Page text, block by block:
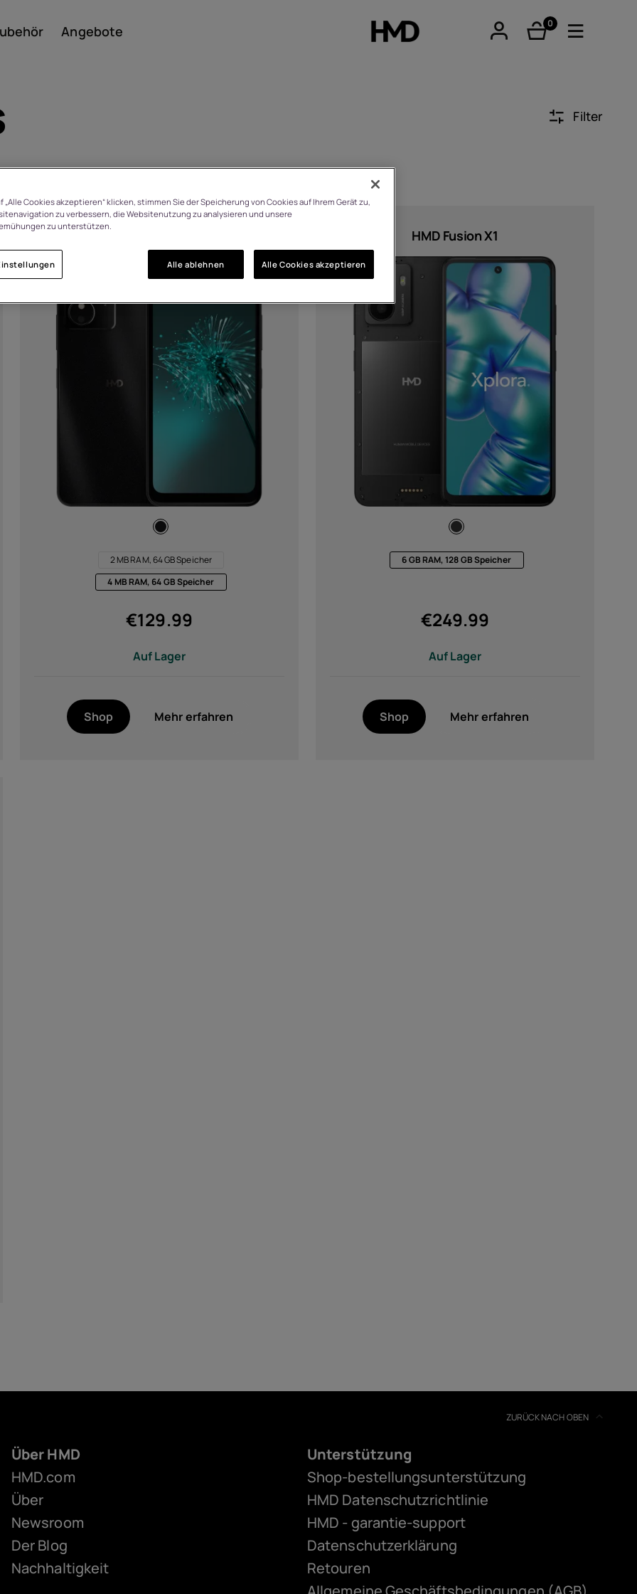
Angebote
0
Artikel
Smartphones
Feature phones
Zubehör
Angebote
Filter
2 MB RAM, 64 GB Speicher
4 MB RAM, 64 GB Speicher
€129.99
Auf Lager
Shop Mehr erfahren
HMD Fusion X1
6 GB RAM, 128 GB Speicher
€249.99
Auf Lager
Shop Mehr erfahren
ZURÜCK NACH OBEN
Über HMD
HMD.com
Über
Newsroom
Der Blog
Nachhaltigkeit
Unterstützung
Shop-bestellungsunterstützung
HMD Datenschutzrichtlinie
HMD - garantie-support
Datenschutzerklärung
Retouren
„Alle Cookies akzeptieren“ klicken, stimmen Sie der Speicherung von Cookies auf Ihrem Gerät zu,
zu verbessern, die Websitenutzung zu analysieren und unsere
zu unterstützen.
Alle ablehnen Alle Cookies akzeptieren